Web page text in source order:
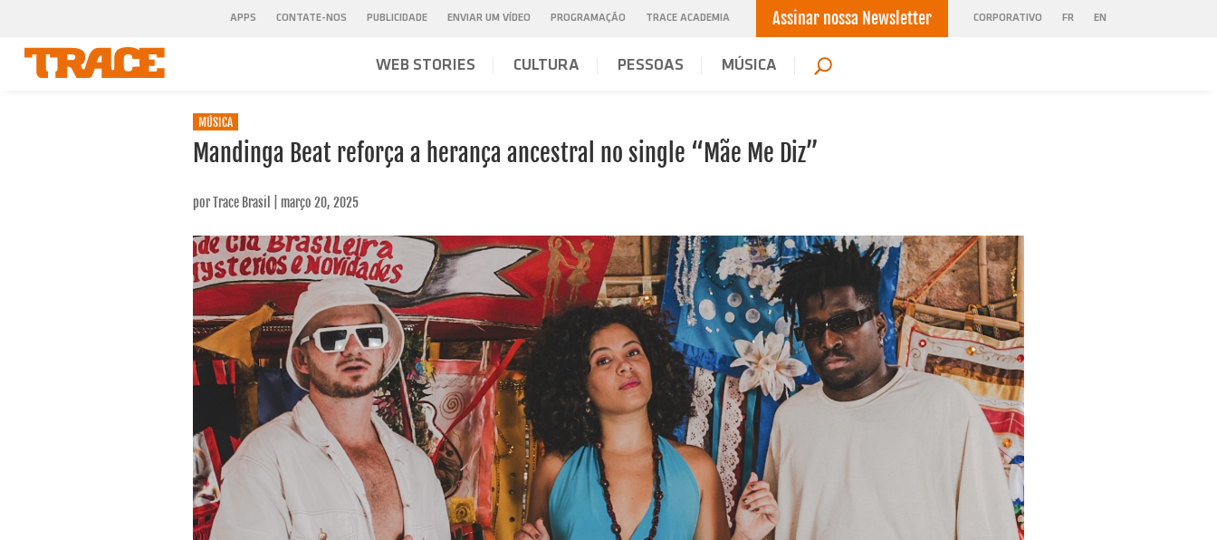
APPS CONTATE-NOS PUBLICIDADE ENVIAR UM VÍDEO PROGRAMAÇÃO TRACE ACADEMIA Assinar nossa Newsletter CORPORATIVO FR EN
WEB STORIES CULTURA PESSOAS MÚSICA
MÚSICA
Mandinga Beat reforça a herança ancestral no single “Mãe Me Diz”
porTrace Brasil março 20, 2025